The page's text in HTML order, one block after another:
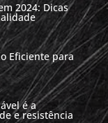
2024: Dicas
Eficiente para
é a
e resistência